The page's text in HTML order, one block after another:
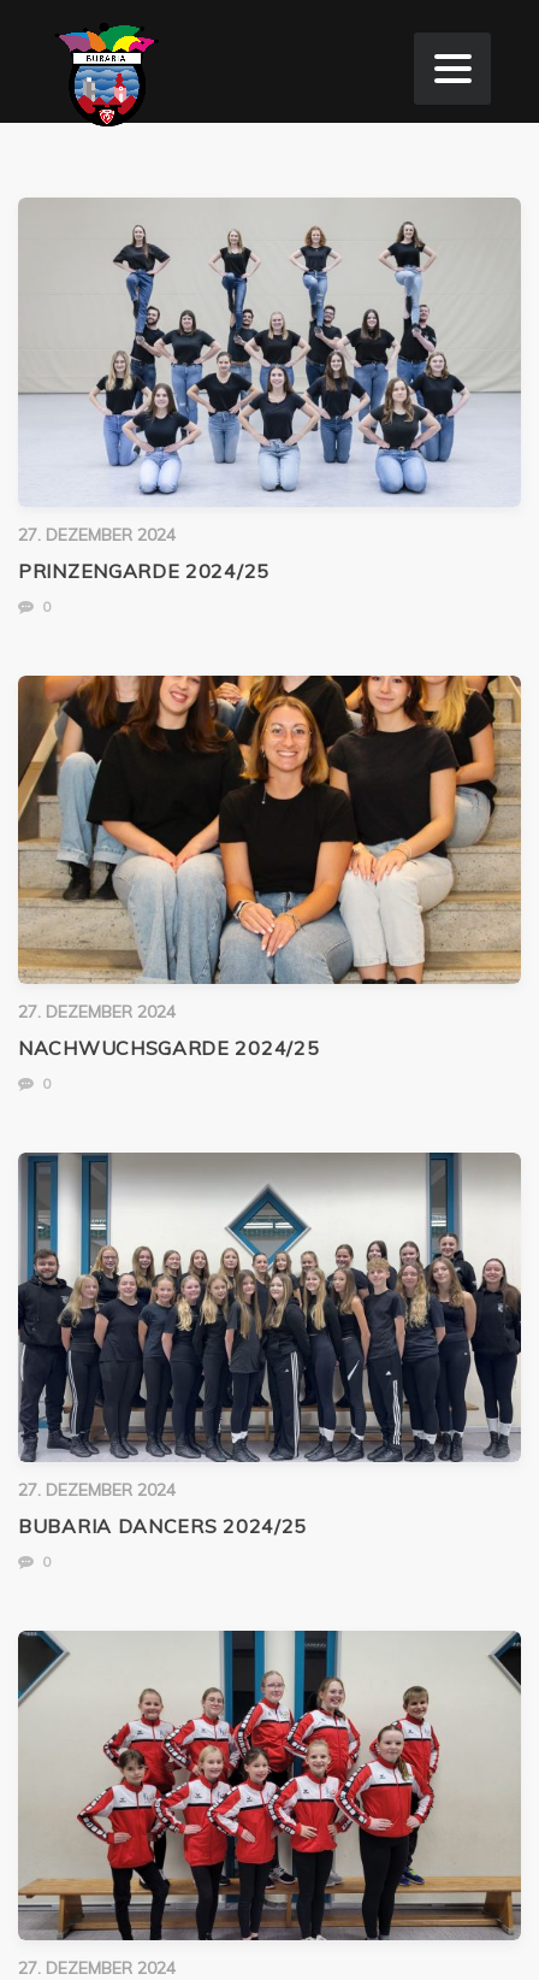
27. DEZEMBER 2024
PRINZENGARDE 2024/25
0
27. DEZEMBER 2024
NACHWUCHSGARDE 2024/25
0
27. DEZEMBER 2024
BUBARIA DANCERS 2024/25
0
27. DEZEMBER 2024